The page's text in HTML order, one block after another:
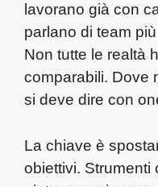
lavorano già con
parlano di team
Non tutte le realtà
comparabili. Dove
si deve dire con
La chiave è
obiettivi. Strumenti